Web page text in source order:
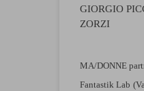
GIORGIO
ZORZI
MA/DONNE
Fantastik Lab